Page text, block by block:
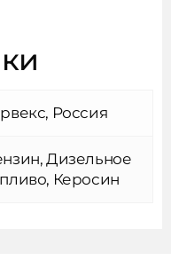
Россия
Дизельное
Керосин